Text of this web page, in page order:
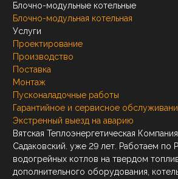
Блочно-модульные котельные
Блочно-модульная котельная
Услуги
Проектирование
Производство
Поставка
Монтаж
Пусконаладочные работы
Гарантийное и сервисное
Экстренный выезд на аварию
Вятская Теплоэнергетическая
Садаковский. уже 29 лет. Работаем по
водогрейных котлов на твердом
дополнительного оборудования,